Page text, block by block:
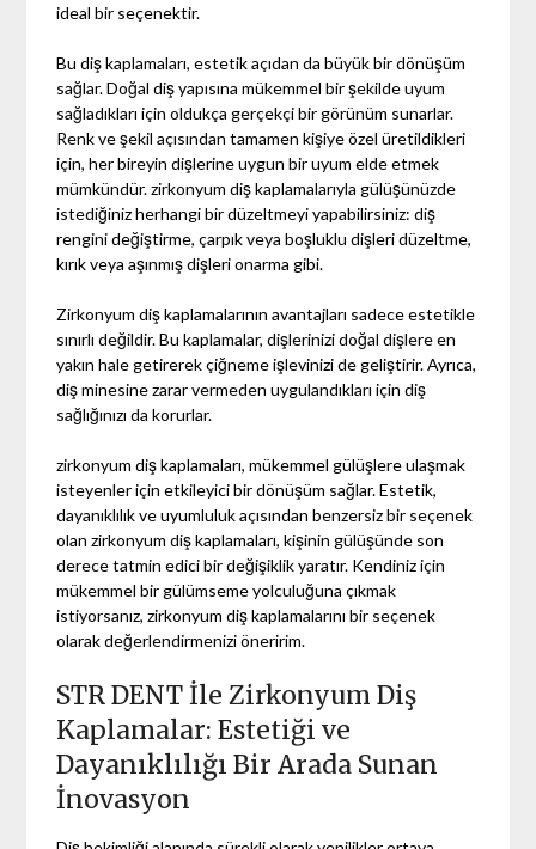
ideal bir seçenektir.
Bu diş kaplamaları, estetik açıdan da büyük bir dönüşüm
sağlar. Doğal diş yapısına mükemmel bir şekilde uyum
sağladıkları için oldukça gerçekçi bir görünüm sunarlar.
Renk ve şekil açısından tamamen kişiye özel üretildikleri
için, her bireyin dişlerine uygun bir uyum elde etmek
mümkündür. zirkonyum diş kaplamalarıyla gülüşünüzde
istediğiniz herhangi bir düzeltmeyi yapabilirsiniz: diş
rengini değiştirme, çarpık veya boşluklu dişleri düzeltme,
kırık veya aşınmış dişleri onarma gibi.
Zirkonyum diş kaplamalarının avantajları sadece estetikle
sınırlı değildir. Bu kaplamalar, dişlerinizi doğal dişlere en
yakın hale getirerek çiğneme işlevinizi de geliştirir. Ayrıca,
diş minesine zarar vermeden uygulandıkları için diş
sağlığınızı da korurlar.
zirkonyum diş kaplamaları, mükemmel gülüşlere ulaşmak
isteyenler için etkileyici bir dönüşüm sağlar. Estetik,
dayanıklılık ve uyumluluk açısından benzersiz bir seçenek
olan zirkonyum diş kaplamaları, kişinin gülüşünde son
derece tatmin edici bir değişiklik yaratır. Kendiniz için
mükemmel bir gülümseme yolculuğuna çıkmak
istiyorsanız, zirkonyum diş kaplamalarını bir seçenek
olarak değerlendirmenizi öneririm.
STR DENT İle Zirkonyum Diş
Kaplamalar: Estetiği ve
Dayanıklılığı Bir Arada Sunan
İnovasyon